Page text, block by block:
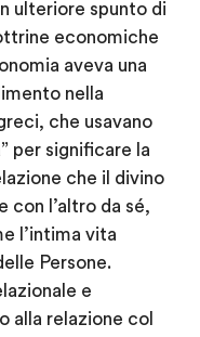
ulteriore spunto di
economiche
aveva una
nella
che usavano
per significare la
che il divino
con l’altro da sé,
l’intima vita
Persone.
e
alla relazione col